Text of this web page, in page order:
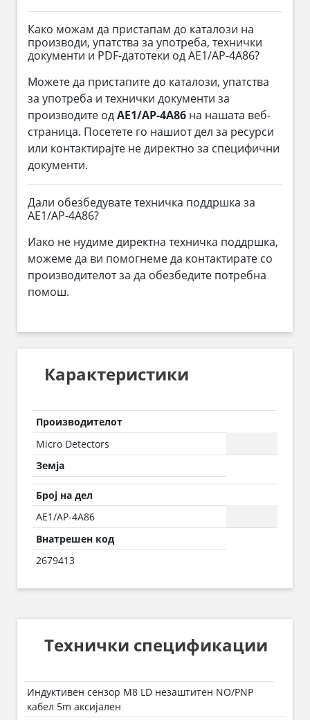
Како можам да пристапам до каталози на
производи, упатства за употреба, технички
документи и PDF-датотеки од AE1/AP-4A86?
Можете да пристапите до каталози, упатства
за употреба и технички документи за
производите одAE1/AP-4A86 на нашата веб-
страница. Посетете го нашиот дел за ресурси
или контактирајте не директно за специфични
документи.
Дали обезбедувате техничка поддршка за
AE1/AP-4A86?
Иако не нудиме директна техничка поддршка,
можеме да ви помогнеме да контактирате со
производителот за да обезбедите потребна
помош.
Карактеристики
Производителот
Micro Detectors
Земја
Број на дел
AE1/AP-4A86
Внатрешен код
2679413
Технички спецификации
Индуктивен сензор M8 LD незаштитен NO/PNP
кабел 5m аксијален